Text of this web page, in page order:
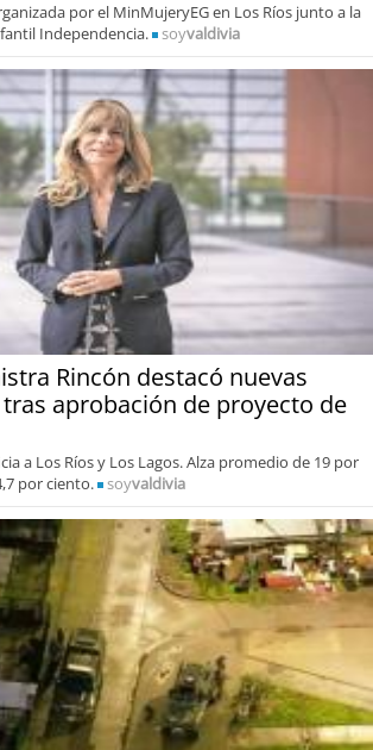
por el MinMujeryEG en Los Ríos junto a la
Independencia.
soyvaldivia
Rincón destacó nuevas
aprobación de proyecto de
a Los Ríos y Los Lagos. Alza promedio de 19 por
por ciento.
soyvaldivia